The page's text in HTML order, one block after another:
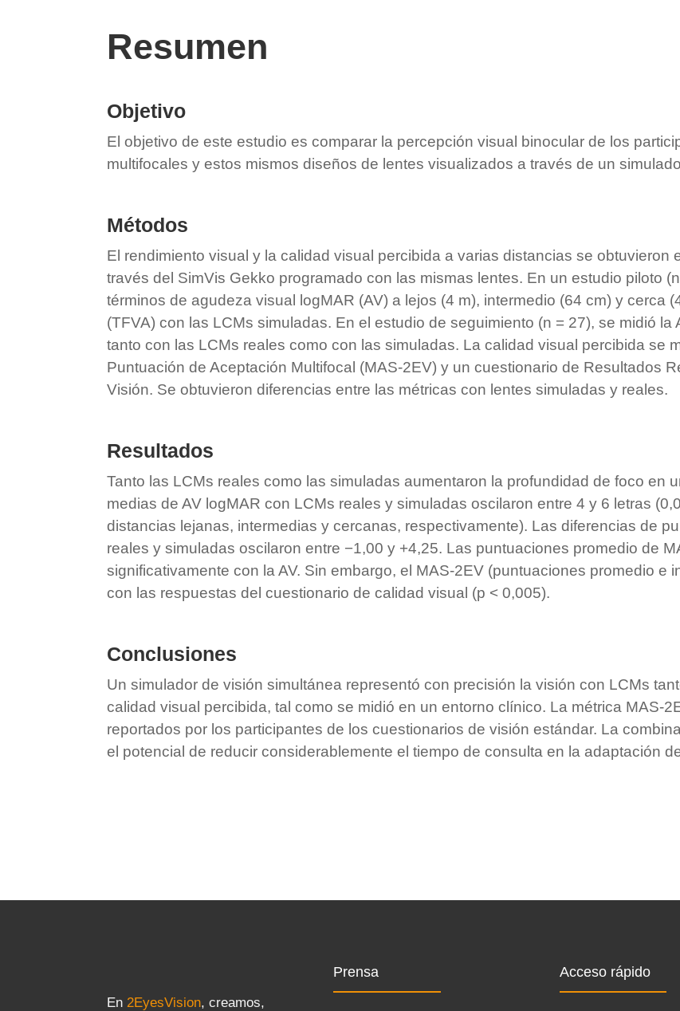
Resumen
Objetivo
El objetivo de este estudio es comparar la percepción visual binocular de los
multifocales y estos mismos diseños de lentes visualizados a través de un
Métodos
El rendimiento visual y la calidad visual percibida a varias distancias se obtuvieron
través del SimVis Gekko programado con las mismas lentes. En un estudio piloto
términos de agudeza visual logMAR (AV) a lejos (4 m), intermedio (64 cm) y cerca
(TFVA) con las LCMs simuladas. En el estudio de seguimiento (n = 27), se midió la
tanto con las LCMs reales como con las simuladas. La calidad visual percibida se
Puntuación de Aceptación Multifocal (MAS-2EV) y un cuestionario de Resultados
Visión. Se obtuvieron diferencias entre las métricas con lentes simuladas y reales.
Resultados
Tanto las LCMs reales como las simuladas aumentaron la profundidad de foco en
medias de AV logMAR con LCMs reales y simuladas oscilaron entre 4 y 6 letras
distancias lejanas, intermedias y cercanas, respectivamente). Las diferencias de
reales y simuladas oscilaron entre −1,00 y +4,25. Las puntuaciones promedio de
significativamente con la AV. Sin embargo, el MAS-2EV (puntuaciones promedio e
con las respuestas del cuestionario de calidad visual (p < 0,005).
Conclusiones
Un simulador de visión simultánea representó con precisión la visión con LCMs
calidad visual percibida, tal como se midió en un entorno clínico. La métrica MAS-
reportados por los participantes de los cuestionarios de visión estándar. La
el potencial de reducir considerablemente el tiempo de consulta en la adaptación
En 2EyesVision, creamos,
Prensa Acceso rápido